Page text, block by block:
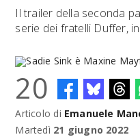
Il trailer della seconda
serie dei fratelli Duffer,
Sadie Sink è Maxine Mayfield
20
Articolo di Emanuele
Martedì 21 giugno 2022